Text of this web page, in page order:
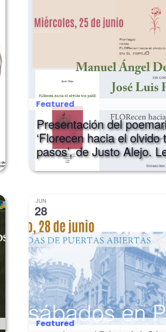
Featured
Presentación del
‘Florecen hacia el olvido
pasos’, de Justo Alejo.
JUN
28
Featured